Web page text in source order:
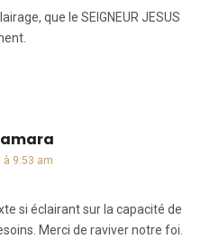
que le SEIGNEUR JESUS
à 9:53 am
si éclairant sur la capacité de
Merci de raviver notre foi.